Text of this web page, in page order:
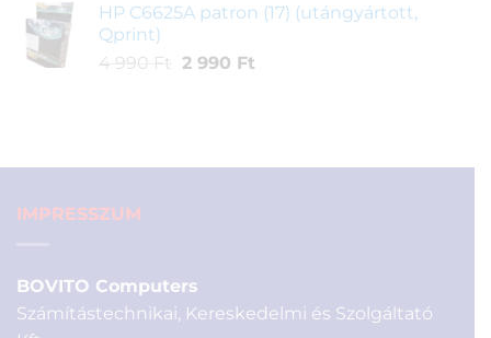
1
990 Ft.
HP C6625A patron (17) (utángyártott,
Qprint)
4 990 Ft
Original
2 990 FtCurrent
IMPRESSZUM
BOVITO Computers
Számítástechnikai, Kereskedelmi és Szolgáltató